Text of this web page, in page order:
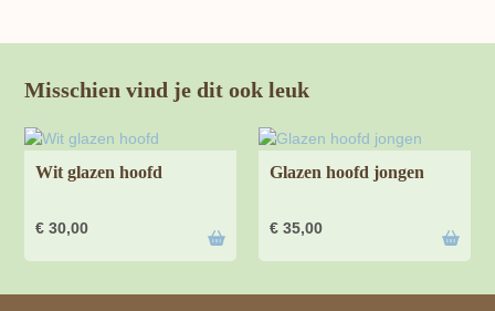
Misschien vind je dit ook leuk
Wit glazen hoofd
€ 30,00
Glazen hoofd jongen
€ 35,00